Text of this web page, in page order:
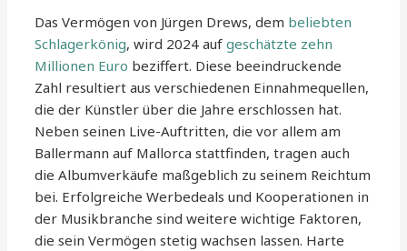
Das Vermögen von Jürgen Drews, dem beliebten
Schlagerkönig, wird 2024 aufgeschätzte zehn
Millionen Euro beziffert. Diese beeindruckende
Zahl resultiert aus verschiedenen Einnahmequellen,
die der Künstler über die Jahre erschlossen hat.
Neben seinen Live-Auftritten, die vor allem am
Ballermann auf Mallorca stattfinden, tragen auch
die Albumverkäufe maßgeblich zu seinem Reichtum
bei. Erfolgreiche Werbedeals und Kooperationen in
der Musikbranche sind weitere wichtige Faktoren,
die sein Vermögen stetig wachsen lassen. Harte